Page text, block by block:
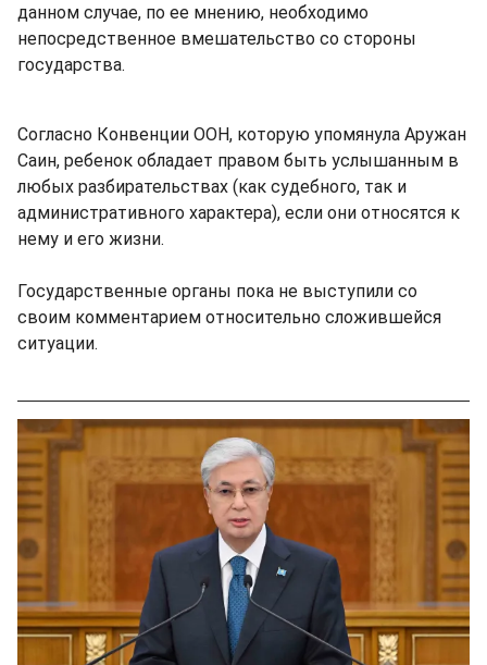
данном случае, по ее мнению, необходимо
непосредственное вмешательство со стороны
государства.
Согласно Конвенции ООН, которую упомянула Аружан
Саин, ребенок обладает правом быть услышанным в
любых разбирательствах (как судебного, так и
административного характера), если они относятся к
нему и его жизни.
Государственные органы пока не выступили со
своим комментарием относительно сложившейся
ситуации.